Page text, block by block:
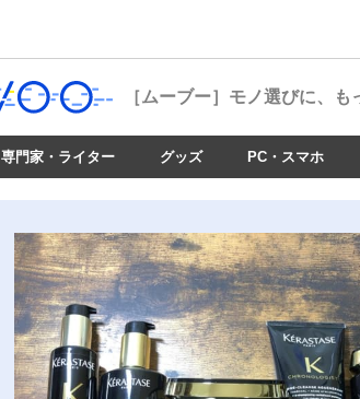
［ムーブー］ モノ選びに、も
専門家・ライター グッズ PC・スマホ